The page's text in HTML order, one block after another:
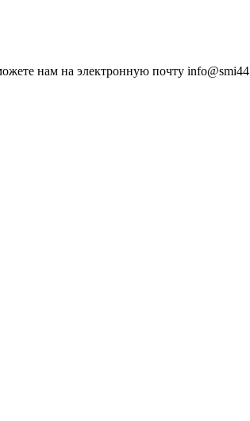
нам на электронную почту